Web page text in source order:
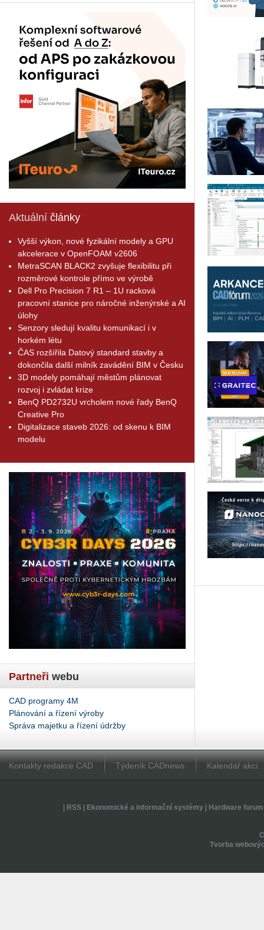
Aktuální články
Vyšší výkon, nové fyzikální modely a GPU
akcelerace v OpenFOAM v2606
MetraSCAN BLACK2 zvyšuje flexibilitu při
rozměrové kontrole přímo ve výrobě
Dell Pro Precision 7 R1 – 1U racková
pracovní stanice pro náročné inženýrské a AI
úlohy
Senzory sledují kvalitu komunikací i v
horkém létu
ČAS rozšířila Datový standard stavby a
dokončila další milník zavádění BIM v Česku
3D modely pomáhají městům plánovat
rozvoj i zvládat krize
BenQ PD2732U vrcholem nové řady BenQ
Creative Pro
Digitalizace staveb 2026: od skenu k BIM
modelu
Partneři webu
CAD programy 4M
Plánování a řízení výroby
Správa majetku a řízení údržby
Kontakty redakce CAD Týdeník CADnews Kalendář akcí
RSS| Ekonomické a informační systémy| Hardware forum
Tvorba